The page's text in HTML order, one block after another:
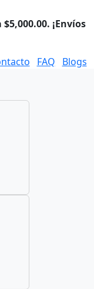
el Lunes, 10 de
¡Envíos
FAQ Blogs